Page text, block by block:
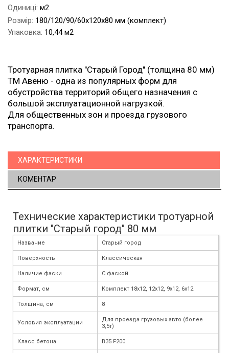
Одиниці: м2
Розмір: 180/120/90/60х120х80 мм (комплект)
Упаковка: 10,44 м2
Тротуарная плитка "Старый Город" (толщина 80 мм)
ТМ Авеню - одна из популярных форм для
обустройства территорий общего назначения с
большой эксплуатационной нагрузкой.
Для общественных зон и проезда грузового
транспорта.
ХАРАКТЕРИСТИКИ
КОМЕНТАР
Технические характеристики тротуарной
плитки "Старый город" 80 мм
Название Старый город
Поверхность Классическая
Наличие фаски С фаской
Формат, см Комплект 18х12, 12х12, 9х12, 6х12
Толщина, см 8
Условия эксплуатации
Для проезда грузовых авто (более
3,5т)
Класс бетона B35 F200